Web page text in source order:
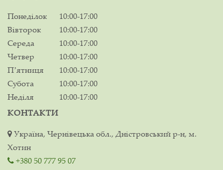
Понеділок
10:00-17:00
Вівторок
10:00-17:00
Середа
10:00-17:00
Четвер
10:00-17:00
Пʼятниця
10:00-17:00
Субота
10:00-17:00
Неділя
10:00-17:00
КОНТАКТИ
Україна, Чернівецька обл., Дністровський р-н, м.
Хотин
+380 50 777 95 07